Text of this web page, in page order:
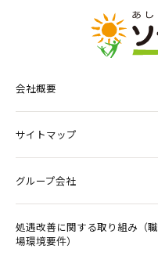
会社概要
サイトマップ
グループ会社
処遇改善に関する取り組み（職
場環境要件）